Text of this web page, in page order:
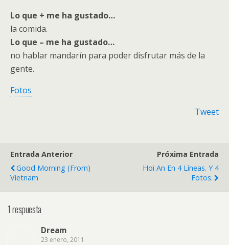
Lo que + me ha gustado…
la comida.
Lo que – me ha gustado…
no hablar mandarín para poder disfrutar más de la
gente.
Fotos
Tweet
Entrada Anterior
Good Morning (from)
Vietnam
Próxima Entrada
Hoi An En 4 Líneas. Y 4
Fotos.
1 respuesta
Dream
23 enero, 2011